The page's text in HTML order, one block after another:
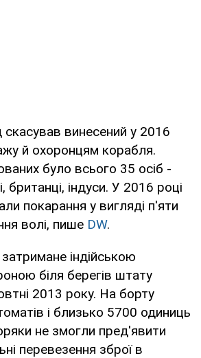
скасував винесений у 2016
й охоронцям корабля.
було всього 35 осіб -
британці, індуси. У 2016 році
покарання у вигляді п'яти
волі, пише DW.
індійською
біля берегів штату
2013 року. На борту
і близько 5700 одиниць
не змогли пред'явити
перевезення зброї в